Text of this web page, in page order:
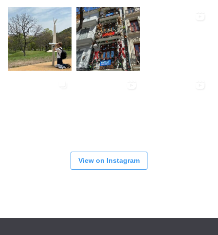
View on Instagram